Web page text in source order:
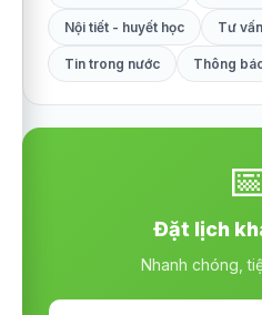
Nội tiết - huyết học Tư
Tin trong nước Thông
Đặt lịch
Nhanh chóng,